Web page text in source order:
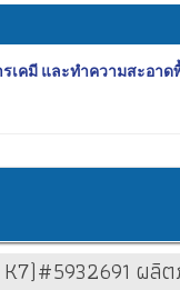
รเคมี และทำความสะอาด
มลามีน ถ้วยกาแฟ
ผลิ